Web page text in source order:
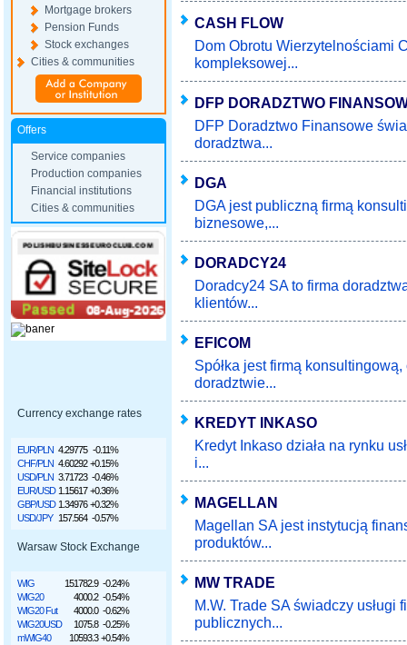
Mortgage brokers
Pension Funds
Stock exchanges
Cities & communities
Offers
Service companies
Production companies
Financial institutions
Cities & communities
Currency exchange rates
EUR/PLN 4.29775 -0.11%
CHF/PLN 4.60292 +0.15%
USD/PLN 3.71723 -0.46%
EUR/USD 1.15617 +0.36%
GBP/USD 1.34976 +0.32%
USD/JPY 157.564 -0.57%
Warsaw Stock Exchange
WIG 151782.9 -0.24%
WIG20
4000.2 -0.54%
WIG20 Fut
4000.0 -0.62%
WIG20USD
1075.8 -0.25%
mWIG40
10593.3 +0.54%
CASH FLOW
Dom Obrotu Wierzytelnościami
kompleksowej...
DFP DORADZTWO
DFP Doradztwo Finansowe
doradztwa...
DGA
DGA jest publiczną firmą
biznesowe,...
DORADCY24
Doradcy24 SA to firma
klientów...
EFICOM
Spółka jest firmą
doradztwie...
KREDYT INKASO
Kredyt Inkaso działa na rynku
i...
MAGELLAN
Magellan SA jest instytucją
produktów...
MW TRADE
M.W. Trade SA świadczy
publicznych...